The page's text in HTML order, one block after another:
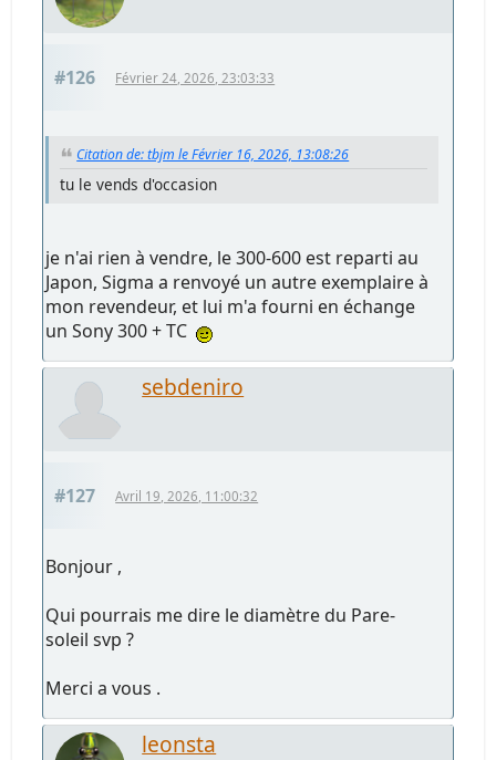
#126 Février 24, 2026, 23:03:33
Citation de: tbjm le Février 16, 2026, 13:08:26
tu le vends d'occasion
je n'ai rien à vendre, le 300-600 est reparti au
Japon, Sigma a renvoyé un autre exemplaire à
mon revendeur, et lui m'a fourni en échange
un Sony 300 + TC
sebdeniro
#127 Avril 19, 2026, 11:00:32
Bonjour ,
Qui pourrais me dire le diamètre du Pare-
soleil svp ?
Merci a vous .
leonsta